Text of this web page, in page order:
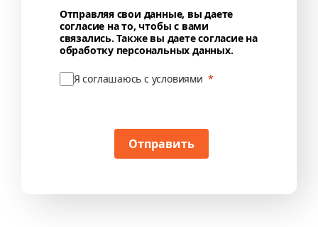
Отправляя свои данные, вы даете
согласие на то, чтобы с вами
связались. Также вы даете согласие на
обработку персональных данных.
Я соглашаюсь с условиями
Отправить